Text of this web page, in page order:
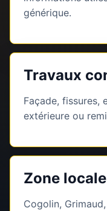
générique.
Travaux
Façade, fissures,
extérieure ou
Zone locale
Cogolin,